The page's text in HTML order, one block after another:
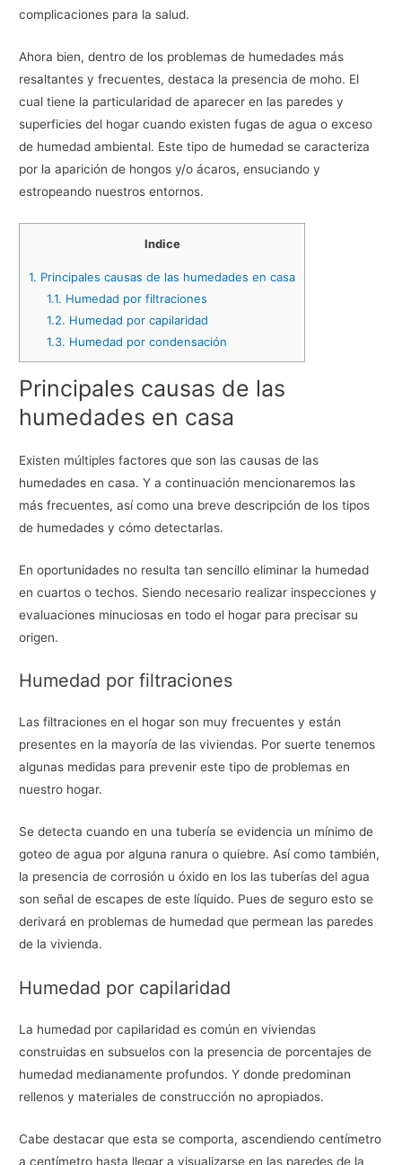
complicaciones para la salud.
Ahora bien, dentro de los problemas de humedades más
resaltantes y frecuentes, destaca la presencia de moho. El
cual tiene la particularidad de aparecer en las paredes y
superficies del hogar cuando existen fugas de agua o exceso
de humedad ambiental. Este tipo de humedad se caracteriza
por la aparición de hongos y/o ácaros, ensuciando y
estropeando nuestros entornos.
Indice
1. Principales causas de las humedades en casa
1.1. Humedad por filtraciones
1.2. Humedad por capilaridad
1.3. Humedad por condensación
Principales causas de las
humedades en casa
Existen múltiples factores que son las causas de las
humedades en casa. Y a continuación mencionaremos las
más frecuentes, así como una breve descripción de los tipos
de humedades y cómo detectarlas.
En oportunidades no resulta tan sencillo eliminar la humedad
en cuartos o techos. Siendo necesario realizar inspecciones y
evaluaciones minuciosas en todo el hogar para precisar su
origen.
Humedad por filtraciones
Las filtraciones en el hogar son muy frecuentes y están
presentes en la mayoría de las viviendas. Por suerte tenemos
algunas medidas para prevenir este tipo de problemas en
nuestro hogar.
Se detecta cuando en una tubería se evidencia un mínimo de
goteo de agua por alguna ranura o quiebre. Así como también,
la presencia de corrosión u óxido en los las tuberías del agua
son señal de escapes de este líquido. Pues de seguro esto se
derivará en problemas de humedad que permean las paredes
de la vivienda.
Humedad por capilaridad
La humedad por capilaridad es común en viviendas
construidas en subsuelos con la presencia de porcentajes de
humedad medianamente profundos. Y donde predominan
rellenos y materiales de construcción no apropiados.
Cabe destacar que esta se comporta, ascendiendo centímetro
a centímetro hasta llegar a visualizarse en las paredes de la